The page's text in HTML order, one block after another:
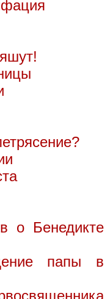
о Бенедикте
папы в